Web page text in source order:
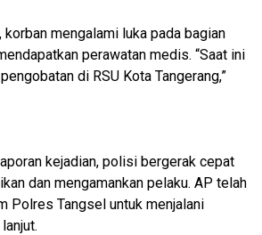
mengalami luka pada bagian
perawatan medis. “Saat ini
di RSU Kota Tangerang,”
kejadian, polisi bergerak cepat
dan mengamankan pelaku. AP telah
Polres Tangsel untuk menjalani